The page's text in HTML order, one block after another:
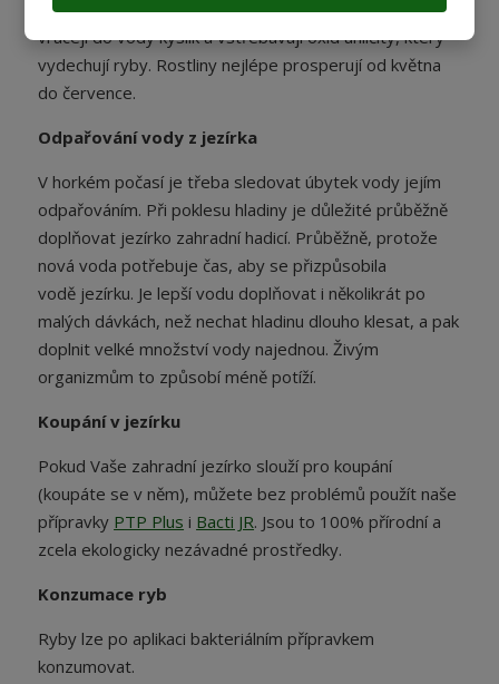
vodě! Okysličení pomáhají i doplňkové rostliny, které
vracejí do vody kyslík a vstřebávají oxid uhličitý, který
vydechují ryby. Rostliny nejlépe prosperují od května
do července.
Odpařování vody z jezírka
V horkém počasí je třeba sledovat úbytek vody jejím
odpařováním. Při poklesu hladiny je důležité průběžně
doplňovat jezírko zahradní hadicí. Průběžně, protože
nová voda potřebuje čas, aby se přizpůsobila
vodě jezírku. Je lepší vodu doplňovat i několikrát po
malých dávkách, než nechat hladinu dlouho klesat, a pak
doplnit velké množství vody najednou. Živým
organizmům to způsobí méně potíží.
Koupání v jezírku
Pokud Vaše zahradní jezírko slouží pro koupání
(koupáte se v něm), můžete bez problémů použít naše
přípravky PTP Plus i Bacti JR. Jsou to 100% přírodní a
zcela ekologicky nezávadné prostředky.
Konzumace ryb
Ryby lze po aplikaci bakteriálním přípravkem
konzumovat.